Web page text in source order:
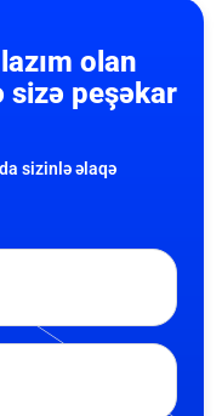
olan
sizə peşəkar
sizinlə əlaqə